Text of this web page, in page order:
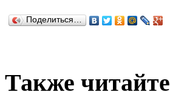
Поделиться…
Также читайте